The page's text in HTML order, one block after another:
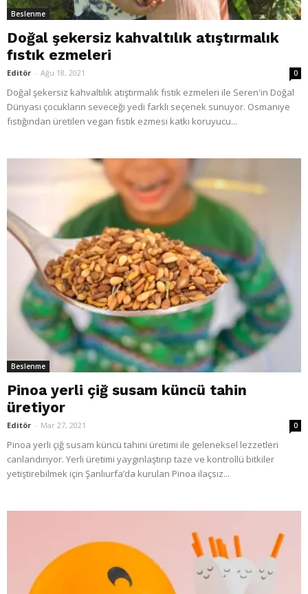
Beslenme
Doğal şekersiz kahvaltılık atıştırmalık
fıstık ezmeleri
Editör - Ağu 18, 2021 0
Doğal şekersiz kahvaltılık atıştırmalık fıstık ezmeleri ile Seren'in Doğal
Dünyası çocukların seveceği yedi farklı seçenek sunuyor. Osmaniye
fıstığından üretilen vegan fıstık ezmesi katkı koruyucu...
Beslenme
Pinoa yerli çiğ susam küncü tahin
üretiyor
Editör - Mar 27, 2021 0
Pinoa yerli çiğ susam küncü tahini üretimi ile geleneksel lezzetleri
canlandırıyor. Yerli üretimi yaygınlaştırıp taze ve kontrollü bitkiler
yetiştirebilmek için Şanlıurfa’da kurulan Pinoa ilaçsız...